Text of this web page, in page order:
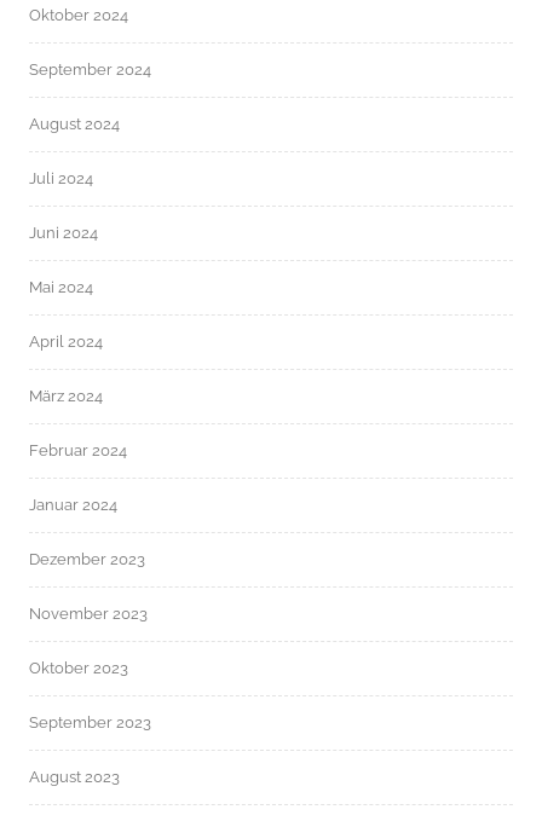
Oktober 2024
September 2024
August 2024
Juli 2024
Juni 2024
Mai 2024
April 2024
März 2024
Februar 2024
Januar 2024
Dezember 2023
November 2023
Oktober 2023
September 2023
August 2023